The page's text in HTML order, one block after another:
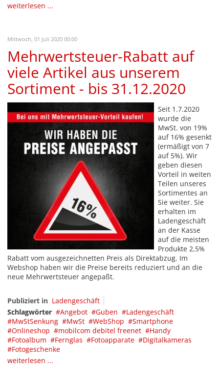
weiterlesen ...
Mittwoch, 01 Juli 2020 00:00
Mehrwertsteuer-Rabatt auf
viele Artikel aus unserem
Sortiment - bis 31.12.2020
Seit 1.7.2020
wurde die
MwSt. von 19%
auf 16% gesenkt
(ermäßigt von 7
auf 5%). Wir
geben diesen
Vorteil in weiten
Teilen unseres
Sortimentes an
Sie weiter. Sie
erhalten im
Ladengeschäft
an der Kasse
auf die meisten
Produkte 2,5%
Rabatt vom ausgezeichnetten Preis als Direktabzug. Im
Webshop haben wir die Preise bereits reduziert und an die
neue Mehrwertsteuer angepaßt.
Publiziert in Ladengeschäft
Schlagwörter
Angebot Guben
Ladengeschäft
MwStSenkung
MwSt WebShop
Smartphone
Onlineshop
mobilcom debitel freenet
Handy
Fotoalbum
Fernglas Fotoapparate
Digitalkameras
Fotogeschenke
weiterlesen ...